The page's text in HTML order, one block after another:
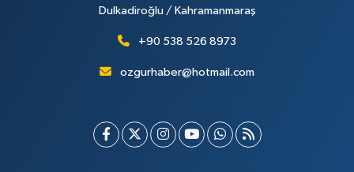
Dulkadiroğlu / Kahramanmaraş
+90 538 526 8973
ozgurhaber@hotmail.com